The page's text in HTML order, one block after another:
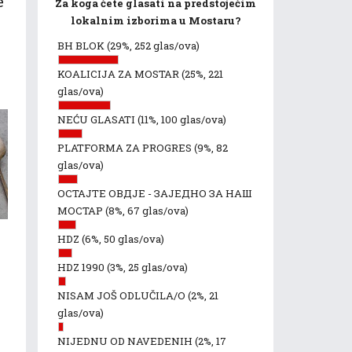
Za koga ćete glasati na predstojećim
lokalnim izborima u Mostaru?
BH BLOK(29%, 252 glas/ova)
KOALICIJA ZA MOSTAR(25%, 221
glas/ova)
NEĆU GLASATI (11%, 100 glas/ova)
PLATFORMA ZA PROGRES (9%, 82
glas/ova)
ОСТАЈТЕ ОВДЈЕ - ЗАЈЕДНО ЗА НАШ
МОСТАР (8%, 67 glas/ova)
HDZ (6%, 50 glas/ova)
HDZ 1990 (3%, 25 glas/ova)
NISAM JOŠ ODLUČILA/O (2%, 21
glas/ova)
NIJEDNU OD NAVEDENIH (2%, 17